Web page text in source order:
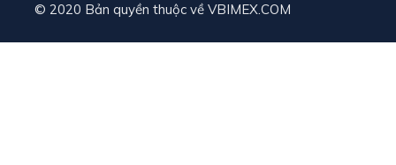
© 2020 Bản quyền thuộc về VBIMEX.COM